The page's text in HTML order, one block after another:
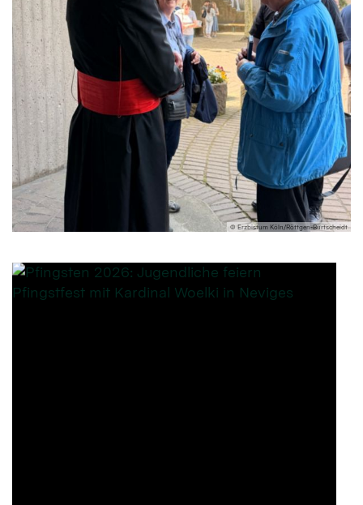
© Erzbistum Köln/Röttgen-Burtscheidt